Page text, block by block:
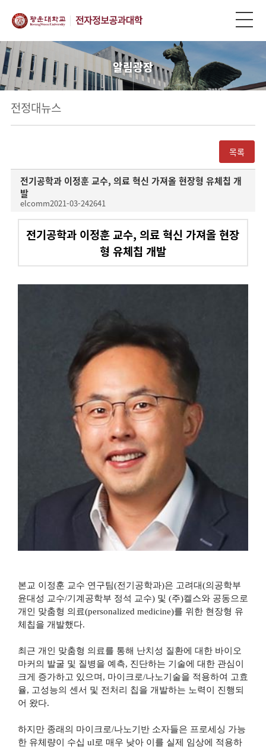
알림광장
전정대뉴스
목록
전기공학과 이정훈 교수, 의료 혁신 가져올 현장형 유체칩 개
발
elcomm2021-03-242641
전기공학과 이정훈 교수, 의료 혁신 가져올 현장
형 유체칩 개발
본교 이정훈 교수 연구팀(전기공학과)은 고려대(의공학부
윤대성 교수/기계공학부 정석 교수) 및 (주)켈스와 공동으로
개인 맞춤형 의료(personalized medicine)를 위한 현장형 유
체칩을 개발했다.
최근 개인 맞춤형 의료를 통해 난치성 질환에 대한 바이오
마커의 발굴 및 질병을 예측, 진단하는 기술에 대한 관심이
크게 증가하고 있으며 , 마이크로/나노기술을 적용하여 고효
율, 고성능의 센서 및 전처리 칩을 개발하는 노력이 진행되
어 왔다.
하지만 종래의 마이크로/나노기반 소자들은 프로세싱 가능
한 유체량이 수십 ul로 매우 낮아 이를 실제 임상에 적용하